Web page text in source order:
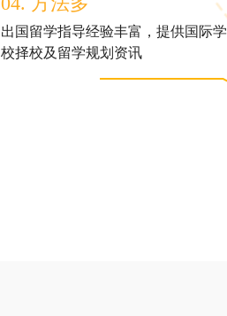
出国留学指导经验丰富，提供国际学
校择校及留学规划资讯